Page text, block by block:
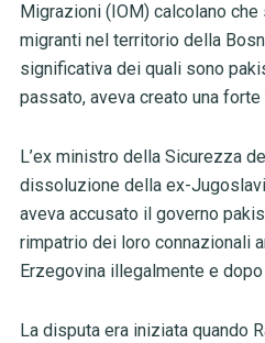
Migrazioni (IOM) calcolano
migranti nel territorio della
significativa dei quali sono
passato, aveva creato una
L’ex ministro della Sicurezza
dissoluzione della ex-
aveva accusato il governo
rimpatrio dei loro connazionali
Erzegovina illegalmente e
La disputa era iniziata quando